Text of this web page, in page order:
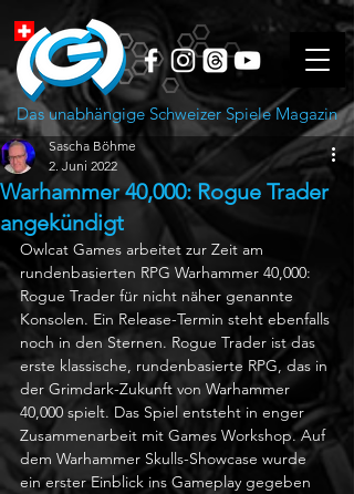
Das unabhängige Schweizer Spiele Magazin
Warhammer 40,000: Rogue Trader
angekündigt
Sascha Böhme
2. Juni 2022
Owlcat Games arbeitet zur Zeit am
rundenbasierten RPG Warhammer 40,000:
Rogue Trader für nicht näher genannte
Konsolen. Ein Release-Termin steht ebenfalls
noch in den Sternen. Rogue Trader ist das
erste klassische, rundenbasierte RPG, das in
der Grimdark-Zukunft von Warhammer
40,000 spielt. Das Spiel entsteht in enger
Zusammenarbeit mit Games Workshop. Auf
dem Warhammer Skulls-Showcase wurde
ein erster Einblick ins Gameplay gegeben